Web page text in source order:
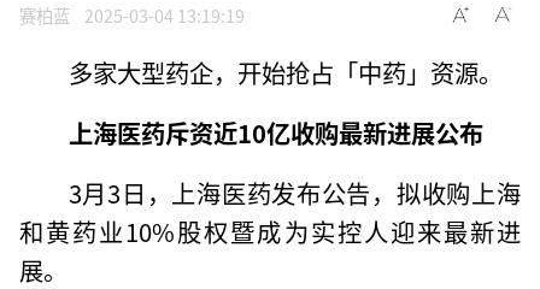
赛柏蓝 2025-03-04 13:19:19
多家大型药企，开始抢占「中药」资源。
上海医药斥资近10亿收购最新进展公布
3月3日，上海医药发布公告，拟收购上海
和黄药业10%股权暨成为实控人迎来最新进
展。